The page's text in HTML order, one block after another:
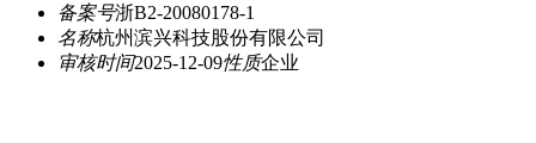
备案号浙B2-20080178-1
名称杭州滨兴科技股份有限公司
审核时间2025-12-09性质企业